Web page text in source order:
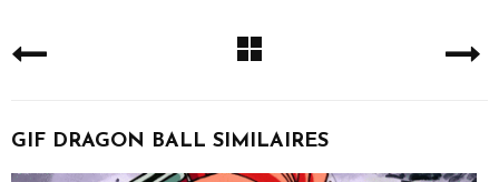
GIF DRAGON BALL SIMILAIRES